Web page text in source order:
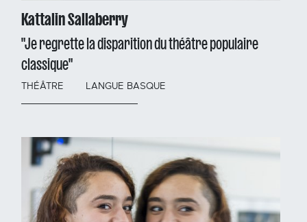
Kattalin Sallaberry
"Je regrette la disparition du théâtre populaire
classique"
THÉÂTRE LANGUE BASQUE